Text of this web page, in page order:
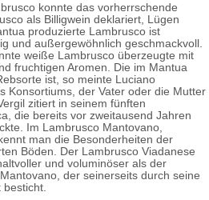
konnte das vorherrschende
als Billigwein deklariert, Lügen
produzierte Lambrusco ist
und außergewöhnlich geschmackvoll.
weiße Lambrusco überzeugte mit
fruchtigen Aromen. Die im Mantua
ist, so meinte Luciano
Konsortiums, der Vater oder die Mutter
zitiert in seinem fünften
die bereits vor zweitausend Jahren
Im Lambrusco Mantovano,
man die Besonderheiten der
Böden. Der Lambrusco Viadanese
und voluminöser als der
der seinerseits durch seine